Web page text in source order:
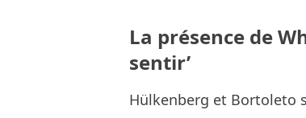
La présence de
sentir’
Hülkenberg et Bortoleto